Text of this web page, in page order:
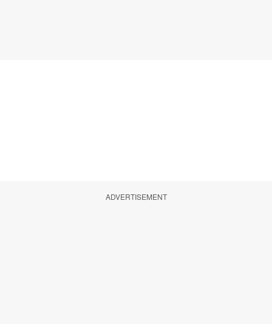
ADVERTISEMENT